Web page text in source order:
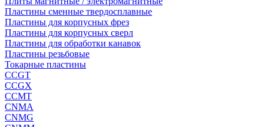
Пластины сменные твердосплавные
Пластины для корпусных фрез
Пластины для корпусных сверл
Пластины для обработки канавок
Пластины резьбовые
Токарные пластины
CCGT
CCGX
CCMT
CNMA
CNMG